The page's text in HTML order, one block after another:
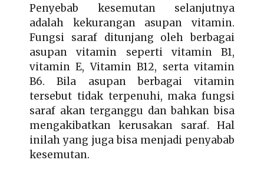
Penyebab kesemutan selanjutnya
adalah kekurangan asupan vitamin.
Fungsi saraf ditunjang oleh berbagai
asupan vitamin seperti vitamin B1,
vitamin E, Vitamin B12, serta vitamin
B6. Bila asupan berbagai vitamin
tersebut tidak terpenuhi, maka fungsi
saraf akan terganggu dan bahkan bisa
mengakibatkan kerusakan saraf. Hal
inilah yang juga bisa menjadi penyabab
kesemutan.